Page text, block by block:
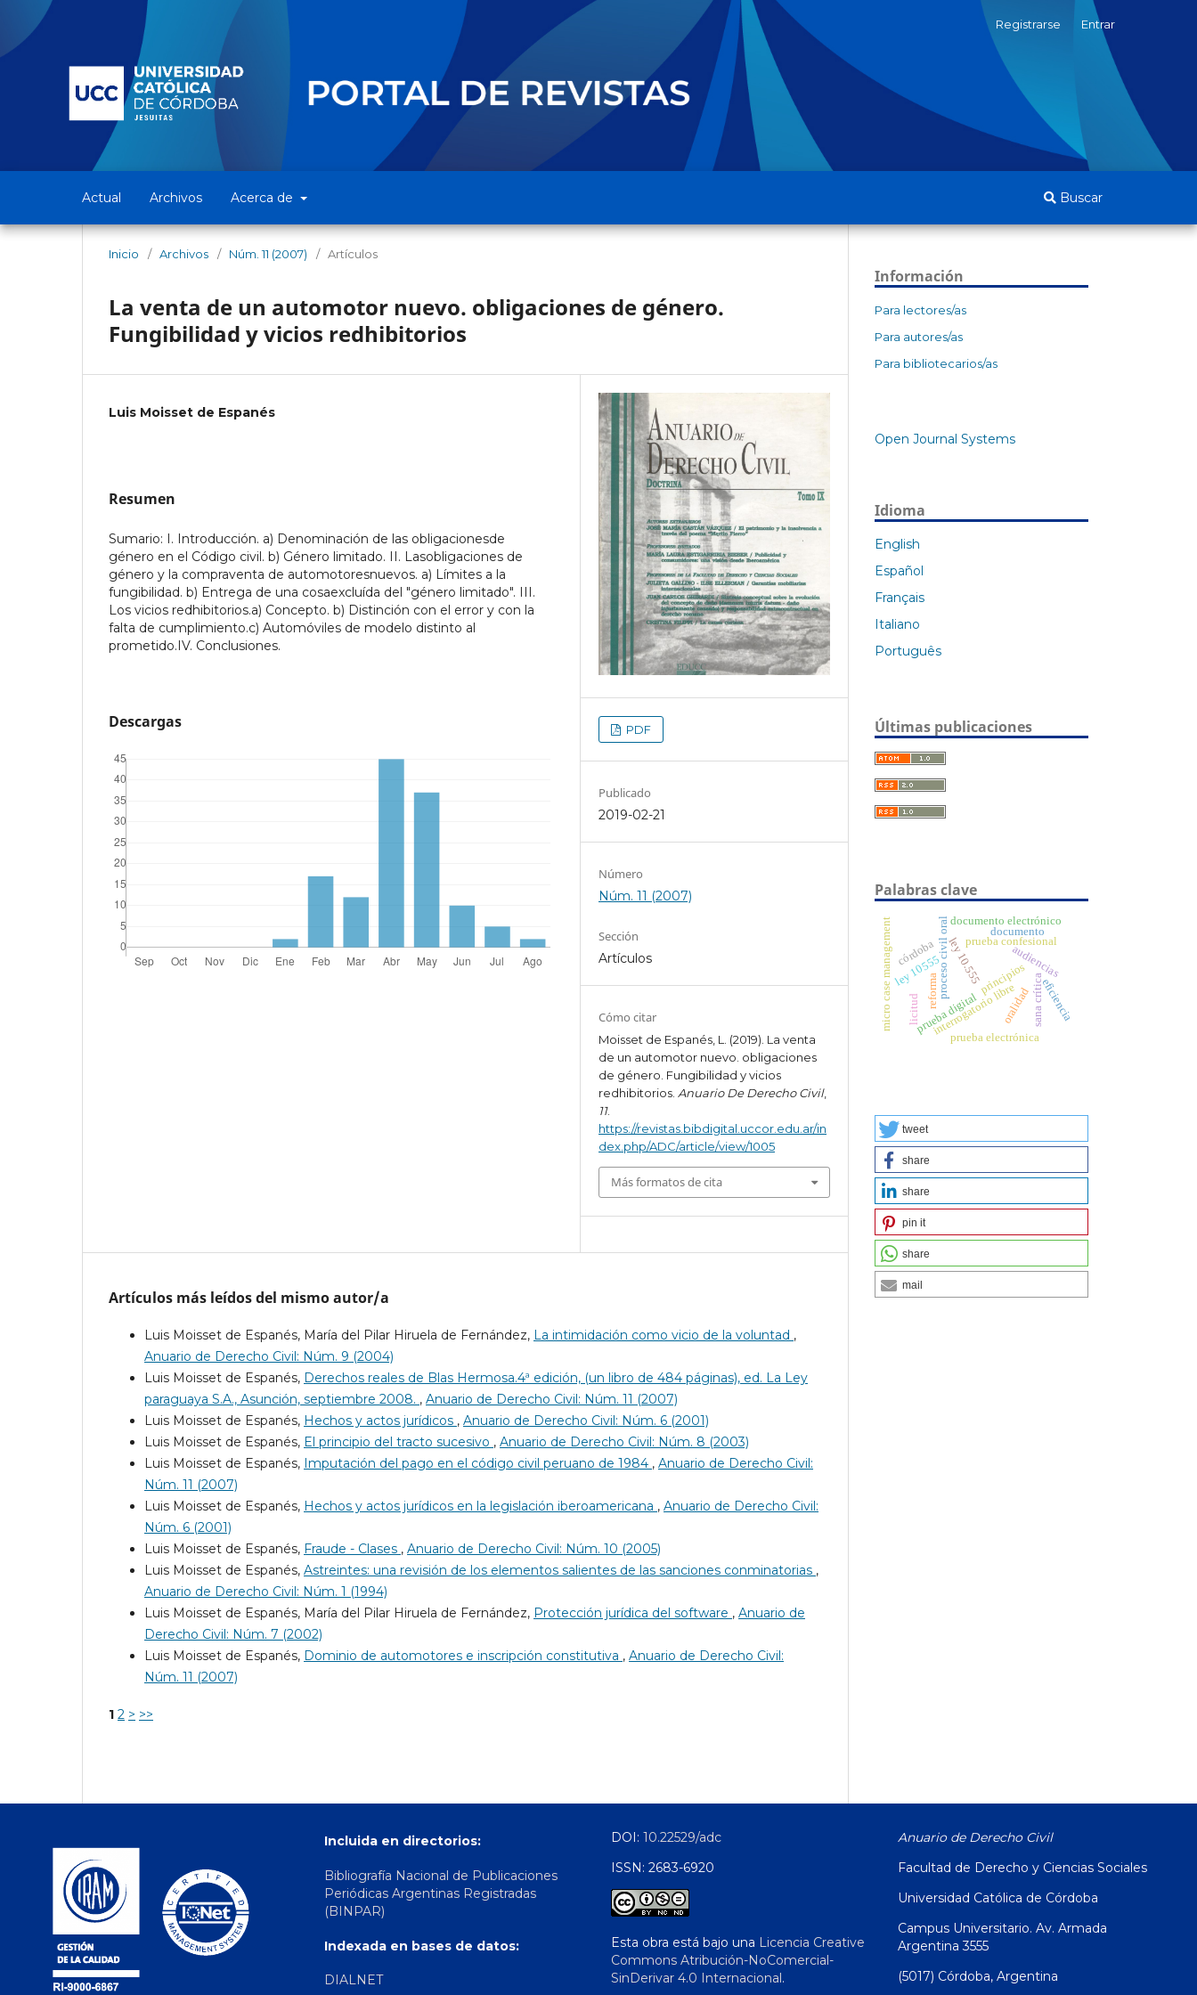
Actual Archivos Acerca de Buscar
Registrarse Entrar
Inicio / Archivos / Núm. 11 (2007) / Artículos
La venta de un automotor nuevo. obligaciones de género.
Fungibilidad y vicios redhibitorios
Luis Moisset de Espanés
Resumen
Sumario: I. Introducción. a) Denominación de las obligacionesde
género en el Código civil. b) Género limitado. II. Lasobligaciones de
género y la compraventa de automotoresnuevos. a) Límites a la
fungibilidad. b) Entrega de una cosaexcluída del "género limitado". III.
Los vicios redhibitorios.a) Concepto. b) Distinción con el error y con la
falta de cumplimiento.c) Automóviles de modelo distinto al
prometido.IV. Conclusiones.
Descargas PDF
Publicado
2019-02-21
Número
Núm. 11 (2007)
Sección
Artículos
Cómo citar
Moisset de Espanés, L. (2019). La venta
de un automotor nuevo. obligaciones
de género. Fungibilidad y vicios
redhibitorios. Anuario De Derecho Civil,
11.
https://revistas.bibdigital.uccor.edu.ar/in
dex.php/ADC/article/view/1005
Más formatos de cita
Artículos más leídos del mismo autor/a
Luis Moisset de Espanés, María del Pilar Hiruela de Fernández, La intimidación como vicio de la voluntad ,
Anuario de Derecho Civil: Núm. 9 (2004)
Luis Moisset de Espanés, Derechos reales de Blas Hermosa.4ª edición, (un libro de 484 páginas), ed. La Ley
paraguaya S.A., Asunción, septiembre 2008. , Anuario de Derecho Civil: Núm. 11 (2007)
Luis Moisset de Espanés, Hechos y actos jurídicos , Anuario de Derecho Civil: Núm. 6 (2001)
Luis Moisset de Espanés, El principio del tracto sucesivo , Anuario de Derecho Civil: Núm. 8 (2003)
Luis Moisset de Espanés, Imputación del pago en el código civil peruano de 1984 , Anuario de Derecho Civil:
Núm. 11 (2007)
Luis Moisset de Espanés, Hechos y actos jurídicos en la legislación iberoamericana , Anuario de Derecho Civil:
Núm. 6 (2001)
Luis Moisset de Espanés, Fraude - Clases , Anuario de Derecho Civil: Núm. 10 (2005)
Luis Moisset de Espanés, Astreintes: una revisión de los elementos salientes de las sanciones conminatorias ,
Anuario de Derecho Civil: Núm. 1 (1994)
Luis Moisset de Espanés, María del Pilar Hiruela de Fernández, Protección jurídica del software , Anuario de
Derecho Civil: Núm. 7 (2002)
Luis Moisset de Espanés, Dominio de automotores e inscripción constitutiva , Anuario de Derecho Civil:
Núm. 11 (2007)
1 2 > >>
Información
Para lectores/as
Para autores/as
Para bibliotecarios/as
Open Journal Systems
Idioma
English
Español
Français
Italiano
Português
Últimas publicaciones
Palabras clave
principios
oralidad
audiencias
ley 10.555
interrogatorio libre
proceso civil oral prueba confesional
sana crítica
prueba digital
prueba electrónica
documento
licitud
ley 10555
córdoba
documento electrónico
reforma eficiencia
micro case management
tweet
share
share
pin it
share
mail
Incluida en directorios:
Bibliografía Nacional de Publicaciones
Periódicas Argentinas Registradas
(BINPAR)
Indexada en bases de datos:
DIALNET
DOI: 10.22529/adc
ISSN: 2683-6920
Esta obra está bajo una Licencia Creative
Commons Atribución-NoComercial-
SinDerivar 4.0 Internacional.
Anuario de Derecho Civil
Facultad de Derecho y Ciencias Sociales
Universidad Católica de Córdoba
Campus Universitario. Av. Armada
Argentina 3555
(5017) Córdoba, Argentina